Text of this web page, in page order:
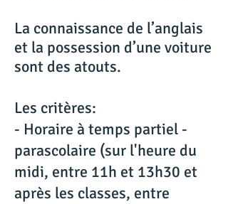
La connaissance de l’anglais
et la possession d’une voiture
sont des atouts.
Les critères:
- Horaire à temps partiel -
parascolaire (sur l'heure du
midi, entre 11h et 13h30 et
après les classes, entre